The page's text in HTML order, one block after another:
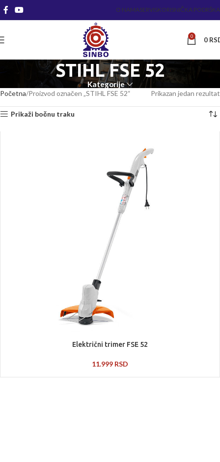
O NAMASERVISKORISNIČKA PODRŠKA
0 0
STIHL FSE 52
Kategorije
Početna Proizvod označen „STIHL FSE 52“ Prikazan jedan rezultat
Prikaži bočnu traku
Električni trimer FSE 52
11.999 RSD